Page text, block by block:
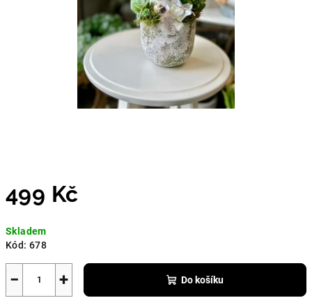
499 Kč
cena:
Skladem
Kód: 678
+
− Do košíku